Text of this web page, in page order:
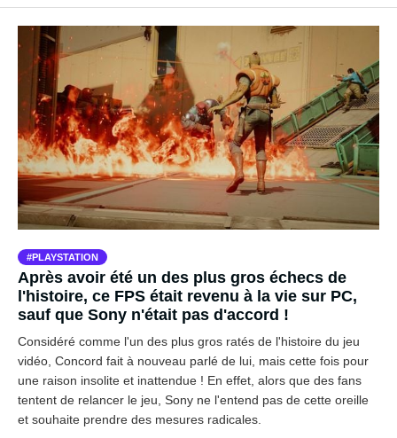
PLAYSTATION
Après avoir été un des plus gros échecs de
l'histoire, ce FPS était revenu à la vie sur PC,
sauf que Sony n'était pas d'accord !
Considéré comme l'un des plus gros ratés de l'histoire du jeu
vidéo, Concord fait à nouveau parlé de lui, mais cette fois pour
une raison insolite et inattendue ! En effet, alors que des fans
tentent de relancer le jeu, Sony ne l'entend pas de cette oreille
et souhaite prendre des mesures radicales.